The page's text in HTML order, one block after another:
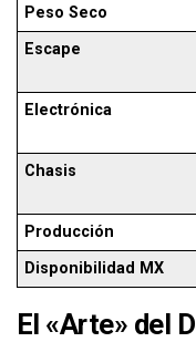
Peso Seco
Escape
Electrónica
Chasis
Producción
Disponibilidad MX
El «Arte» del